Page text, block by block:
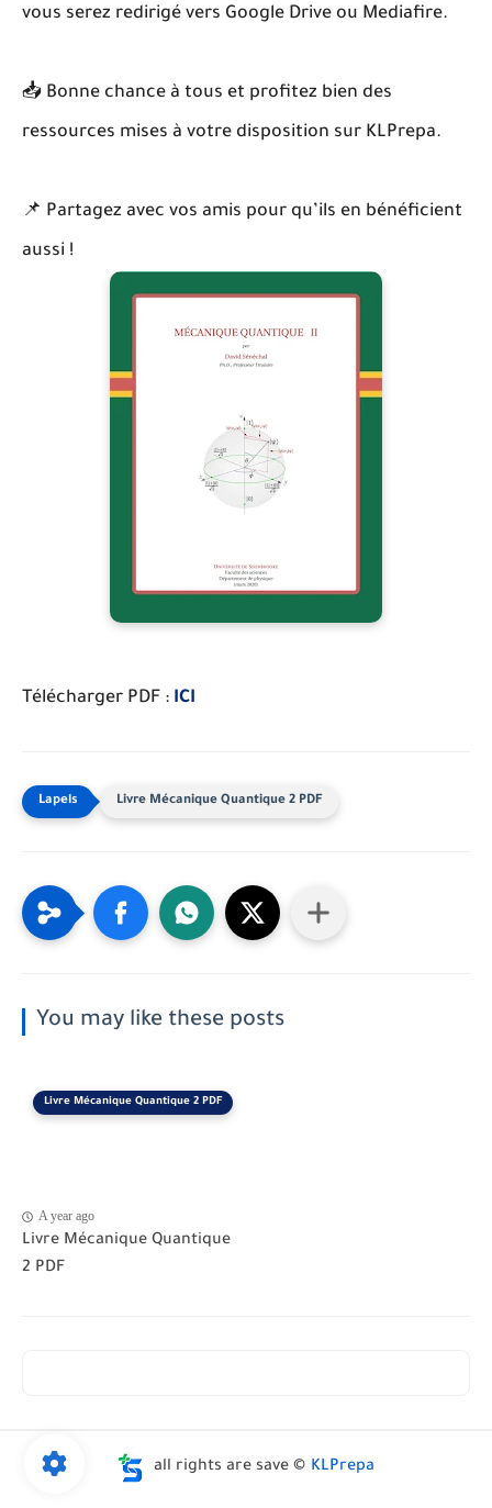
vous serez redirigé vers Google Drive ou Mediafire.
📥 Bonne chance à tous et profitez bien des
ressources mises à votre disposition sur KLPrepa.
📌 Partagez avec vos amis pour qu’ils en bénéficient
aussi !
Télécharger PDF : ICI
Livre Mécanique Quantique 2 PDF
You may like these posts
Livre Mécanique Quantique 2 PDF
A year ago
Livre Mécanique Quantique
2 PDF
all rights are save © KLPrepa